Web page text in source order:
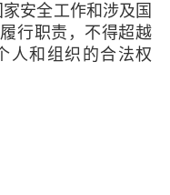
安全工作和涉及国
行职责，不得超越
人和组织的合法权